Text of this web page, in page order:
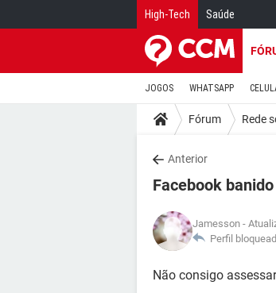
High-Tech Saúde
JOGOS WHATSAPP
Fórum Rede
Anterior
Facebook
Jamesson -
Perfil
Não consigo